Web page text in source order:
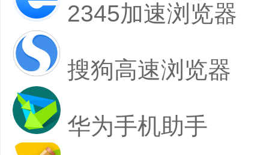
2345加速浏览器
搜狗高速浏览器
华为手机助手